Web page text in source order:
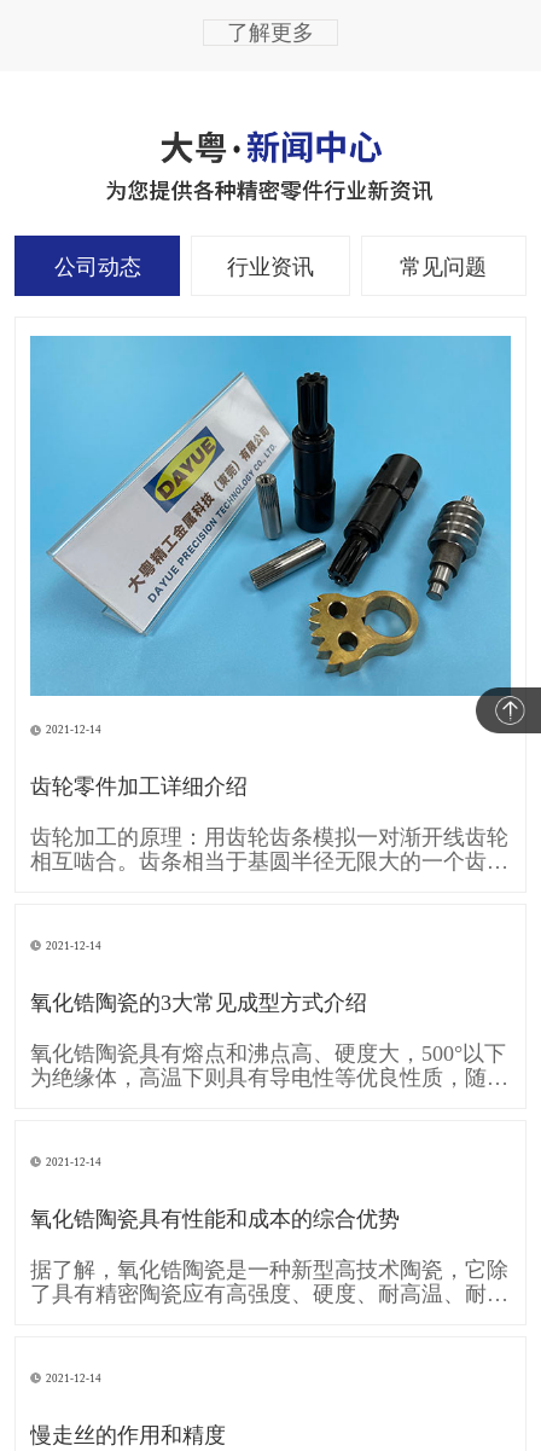
了解更多
公司动态 行业资讯 常见问题
2021-12-14
齿轮零件加工详细介绍
齿轮加工的原理：用齿轮齿条模拟一对渐开线齿轮
相互啮合。齿条相当于基圆半径无限大的一个齿
的运动。可见形成齿廓渐开线的运动是由刀具运动
A和工件运动B复合而成的。单纯的直线移动A和单
2021-12-14
氧化锆陶瓷的3大常见成型方式介绍
氧化锆陶瓷具有熔点和沸点高、硬度大，500°以下
为绝缘体，高温下则具有导电性等优良性质，随着
常见成型方式： 一、注浆成型 注浆成型是氧化锆
陶瓷使用较早的成型方法，注浆成型的成型过程包
2021-12-14
氧化锆陶瓷具有性能和成本的综合优势
据了解，氧化锆陶瓷是一种新型高技术陶瓷，它除
了具有精密陶瓷应有高强度、硬度、耐高温、耐酸
像是轴封轴承、切削组件、模具、汽车零件等，甚
至可用于人体，像是人工关节当中。 消费电子领
2021-12-14
慢走丝的作用和精度